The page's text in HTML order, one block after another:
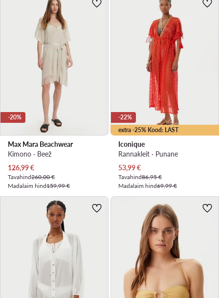
-20%
Max Mara Beachwear
Kimono · Beež
Praegune hind
126,99€
Tavahind260,00 €
Madalaim hind159,99 €
extra -25% Kood: LAST
-22%
Iconique
Rannakleit · Punane
Praegune hind
53,99€
Tavahind86,95 €
Madalaim hind69,99 €